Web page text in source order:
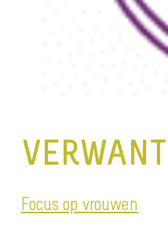
VERWANT
Focus op vrouwen